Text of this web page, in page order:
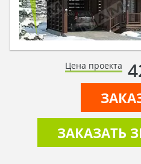
Цена проекта
ЗАКАЗАТЬ